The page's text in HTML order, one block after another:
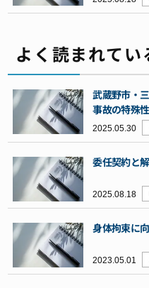
よく読まれてい
武蔵野市・
事故の特殊性
2025.05.30
委任契約と
2025.08.18
身体拘束に
2023.05.01